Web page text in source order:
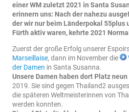
einer WM zuletzt 2021 in Santa
erinnern uns: Nach der nahezu
der wir nur beim Länderpokal 55plus
Fürth aktiv waren, kehrte 2021
Zuerst der große Erfolg unserer
Marseillaise, dann im November die
der Damen in Santa Susanna.
Unsere Damen haben dort Platz
2019. Sie sind gegen Thailand2
die späteren Weltmeisterinnen von
werden konnten.